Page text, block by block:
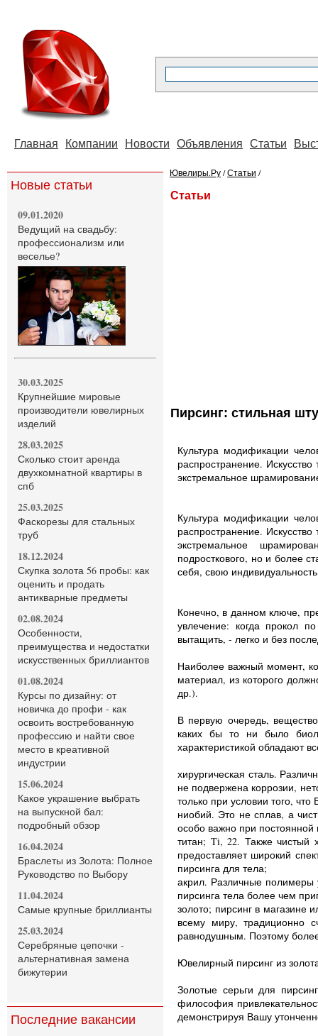
Главная Компании Новости Объявления Статьи
Новые статьи
09.01.2020
Ведущий на свадьбу:
профессионализм или
веселье?
30.03.2025
Крупнейшие мировые
производители ювелирных
изделий
28.03.2025
Сколько стоит аренда
двухкомнатной квартиры в
спб
25.03.2025
Фаскорезы для стальных
труб
18.12.2024
Скупка золота 56 пробы: как
оценить и продать
антикварные предметы
02.08.2024
Особенности,
преимущества и недостатки
искусственных бриллиантов
01.08.2024
Курсы по дизайну: от
новичка до профи - как
освоить востребованную
профессию и найти свое
место в креативной
индустрии
15.06.2024
Какое украшение выбрать
на выпускной бал:
подробный обзор
16.04.2024
Браслеты из Золота: Полное
Руководство по Выбору
11.04.2024
Самые крупные бриллианты
25.03.2024
Серебряные цепочки -
альтернативная замена
бижутерии
Последние вакансии
Ювелиры.Ру/Статьи /
Статьи
Пирсинг: стильная
Культура модификации
распространение.
экстремальное
Культура модификации
распространение.
экстремальное
подросткового, но и более
себя, свою
Конечно, в данном ключе,
увлечение: когда прокол
вытащить, - легко и без
Наиболее важный момент,
материал, из которого
др.).
В первую очередь,
каких бы то ни было
характеристикой обладают
хирургическая сталь.
не подвержена коррозии,
только при условии того,
ниобий. Это не сплав, а
особо важно при
титан; Ti, 22. Также чистый
предоставляет широкий
пирсинга для тела;
акрил. Различные полимеры
пирсинга тела более чем
золото; пирсинг в магазине
всему миру, традиционно
равнодушным. Поэтому
Ювелирный пирсинг из
Золотые серьги для
философия
демонстрируя Вашу